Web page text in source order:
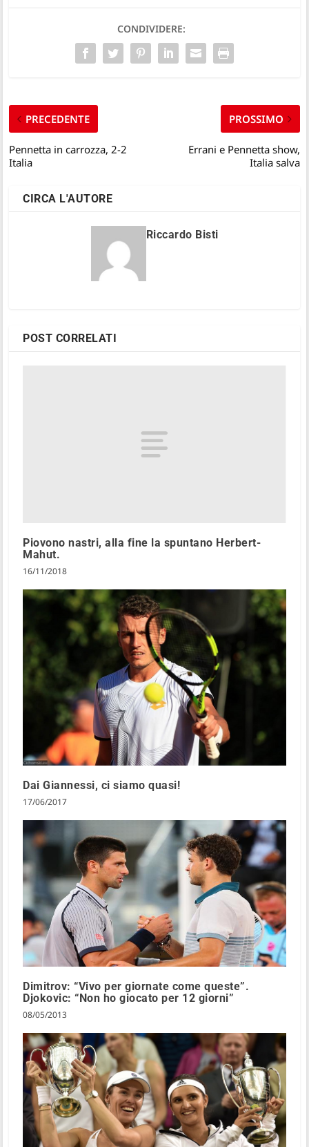
CONDIVIDERE:
PRECEDENTE
Pennetta in carrozza, 2-2
Italia
PROSSIMO
Errani e Pennetta show,
Italia salva
CIRCA L'AUTORE
Riccardo Bisti
POST CORRELATI
Piovono nastri, alla fine la spuntano Herbert-
Mahut.
16/11/2018
Dai Giannessi, ci siamo quasi!
17/06/2017
Dimitrov: “Vivo per giornate come queste”.
Djokovic: “Non ho giocato per 12 giorni”
08/05/2013